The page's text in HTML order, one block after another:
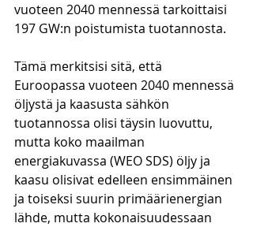
vuoteen 2040 mennessä tarkoittaisi
197 GW:n poistumista tuotannosta.
Tämä merkitsisi sitä, että
Euroopassa vuoteen 2040 mennessä
öljystä ja kaasusta sähkön
tuotannossa olisi täysin luovuttu,
mutta koko maailman
energiakuvassa (WEO SDS) öljy ja
kaasu olisivat edelleen ensimmäinen
ja toiseksi suurin primäärienergian
lähde, mutta kokonaisuudessaan